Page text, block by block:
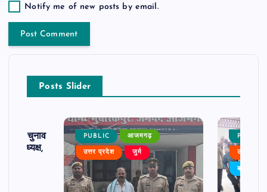
Notify me of new posts by email.
Posts Slider
का चुनाव
बने अध्यक्ष,
PUBLIC आजमगढ़
उत्तर प्रदेश जुर्म
PUBLIC
उत्तर
बड़ी खबर